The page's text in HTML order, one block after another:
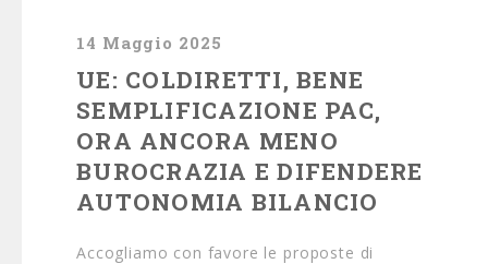
14 Maggio 2025
UE: COLDIRETTI, BENE
SEMPLIFICAZIONE PAC,
ORA ANCORA MENO
BUROCRAZIA E DIFENDERE
AUTONOMIA BILANCIO
Accogliamo con favore le proposte di